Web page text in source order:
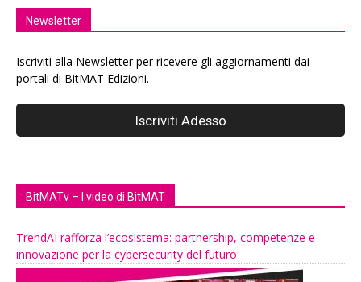
Newsletter
Iscriviti alla Newsletter per ricevere gli aggiornamenti dai
portali di BitMAT Edizioni.
BitMATv – I video di BitMAT
TrendAI rafforza l’ecosistema: partnership, competenze e
innovazione per la cybersecurity del futuro